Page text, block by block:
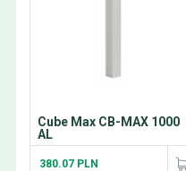
Cube Max CB-MAX 1000
AL
380.07 PLN